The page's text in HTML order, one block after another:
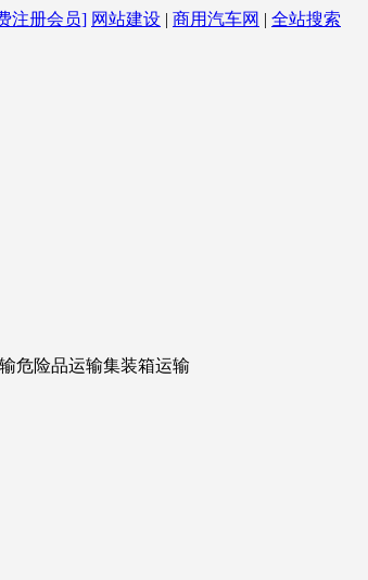
注册会员] 网站建设 | 商用汽车网 | 全站搜索
危险品运输集装箱运输